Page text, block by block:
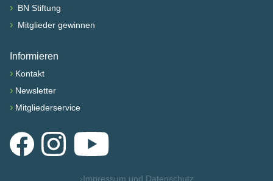
› BN Stiftung
› Mitglieder gewinnen
Informieren
› Kontakt
› Newsletter
› Mitgliederservice
FacebookInstagramYouTube
›Impressum und Datenschutz